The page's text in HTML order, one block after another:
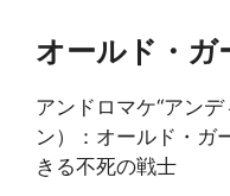
オールド・ガ
アンドロマケ“アン
ン）：オールド・ガ
きる不死の戦士